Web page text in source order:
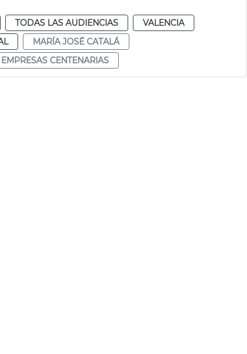
TODAS LAS AUDIENCIAS
VALENCIA
MARÍA JOSÉ CATALÁ
EMPRESAS CENTENARIAS